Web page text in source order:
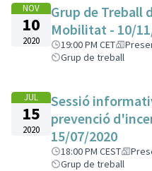
NOV
10
2020
Grup de Treball
Mobilitat - 10/
19:00 PM CET
Grup de treball
JUL
15
2020
Sessió
prevenció
15/07/2020
18:00 PM CEST
Grup de treball